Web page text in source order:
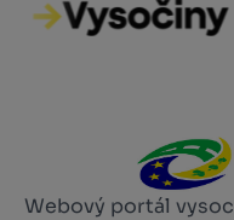
Webový portál